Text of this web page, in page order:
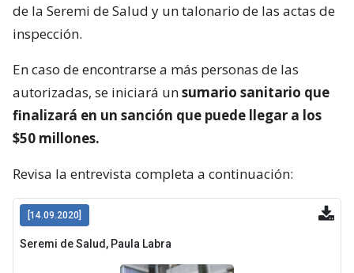
de la Seremi de Salud y un talonario de las actas de
inspección.
En caso de encontrarse a más personas de las
autorizadas, se iniciará unsumario sanitario que
finalizará en un sanción que puede llegar a los
$50 millones.
Revisa la entrevista completa a continuación: